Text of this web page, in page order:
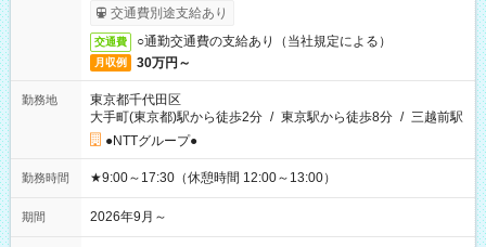
交通費別途支給あり
交通費 ○通勤交通費の支給あり（当社規定による）
月収例 30万円～
勤務地
東京都千代田区
大手町(東京都)駅から徒歩2分 / 東京駅から徒歩8分 / 三越前駅
●NTTグループ●
勤務時間 ★9:00～17:30（休憩時間 12:00～13:00）
期間 2026年9月～